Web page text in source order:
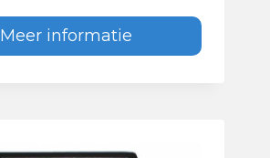
Meer informatie